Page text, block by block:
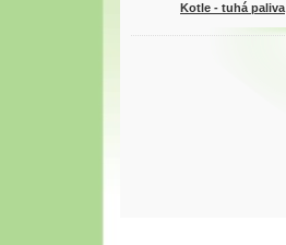
Kotle - tuhá paliva